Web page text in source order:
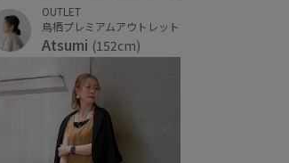
OUTLET
鳥栖プレミアムアウトレット
Atsumi (152cm)